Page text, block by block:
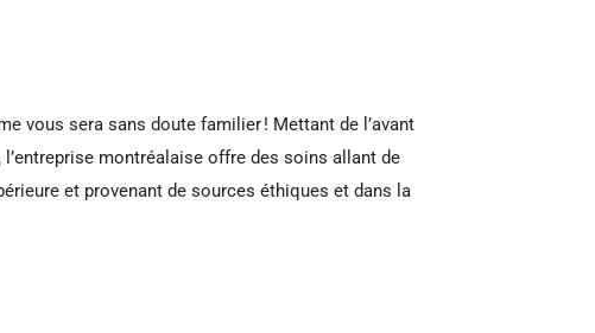
vous sera sans doute familier ! Mettant de l’avant
l’entreprise montréalaise offre des soins allant de
et provenant de sources éthiques et dans la